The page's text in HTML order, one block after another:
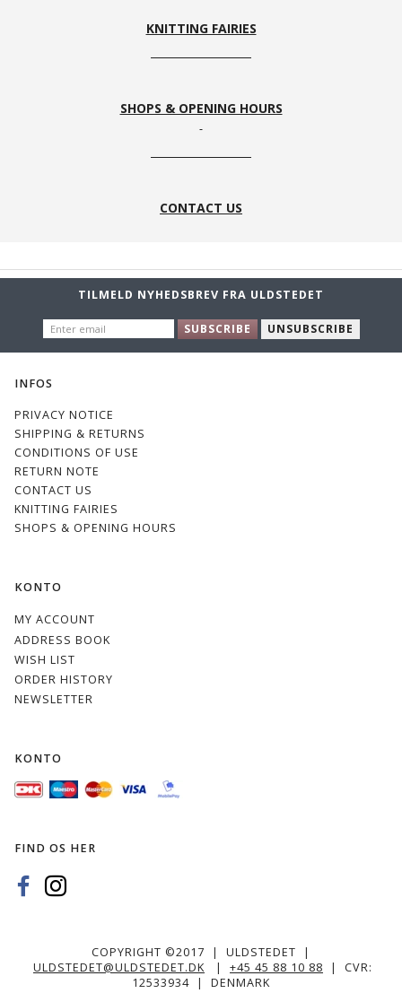
KNITTING FAIRIES
SHOPS & OPENING HOURS
CONTACT US
TILMELD NYHEDSBREV FRA ULDSTEDET
EMAIL
SUBSCRIBE UNSUBSCRIBE
INFOS
PRIVACY NOTICE
SHIPPING & RETURNS
CONDITIONS OF USE
RETURN NOTE
CONTACT US
KNITTING FAIRIES
SHOPS & OPENING HOURS
KONTO
MY ACCOUNT
ADDRESS BOOK
WISH LIST
ORDER HISTORY
NEWSLETTER
KONTO
FIND OS HER
COPYRIGHT ©2017 | ULDSTEDET |
ULDSTEDET@ULDSTEDET.DK | +45 45 88 10 88 | CVR:
12533934 | DENMARK